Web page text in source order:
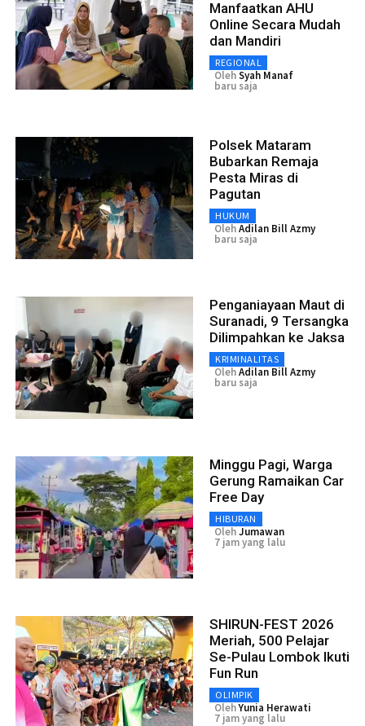
Manfaatkan AHU
Online Secara Mudah
dan Mandiri
REGIONAL
OlehSyah Manaf
baru saja
Polsek Mataram
Bubarkan Remaja
Pesta Miras di
Pagutan
HUKUM
OlehAdilan Bill Azmy
baru saja
Penganiayaan Maut di
Suranadi, 9 Tersangka
Dilimpahkan ke Jaksa
KRIMINALITAS
OlehAdilan Bill Azmy
baru saja
Minggu Pagi, Warga
Gerung Ramaikan Car
Free Day
HIBURAN
OlehJumawan
7 jam yang lalu
SHIRUN-FEST 2026
Meriah, 500 Pelajar
Se-Pulau Lombok Ikuti
Fun Run
OLIMPIK
OlehYunia Herawati
7 jam yang lalu